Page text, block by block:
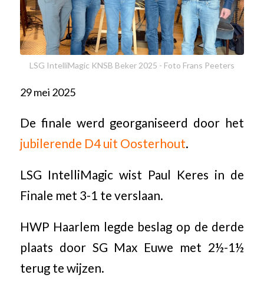
LSG IntelliMagic KNSB Beker 2025 - Foto Frans Peeters
29 mei 2025
De finale werd georganiseerd door het
jubilerende D4 uit Oosterhout.
LSG IntelliMagic wist Paul Keres in de
Finale met 3-1 te verslaan.
HWP Haarlem legde beslag op de derde
plaats door SG Max Euwe met 2½-1½
terug te wijzen.